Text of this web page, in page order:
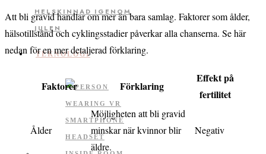
HELSKINNAD IGENOM
JULEN
TEKNOLOGI
Att bli gravid handlar om mer än bara samlag. Faktorer som ålder,
hälsotillstånd och cyklingsstadier påverkar alla chanserna. Se här
nedan för en mer detaljerad förklaring.
Faktorer Förklaring
Effekt på
fertilitet
Ålder
Möjligheten att bli gravid
minskar när kvinnor blir
äldre.
Negativ